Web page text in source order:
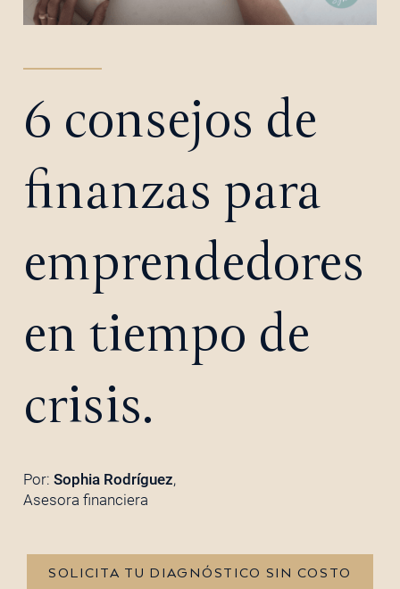
6 consejos de
finanzas para
emprendedores
en tiempo de
crisis.
Por: Sophia Rodríguez,
Asesora financiera
SOLICITA TU DIAGNÓSTICO SIN COSTO